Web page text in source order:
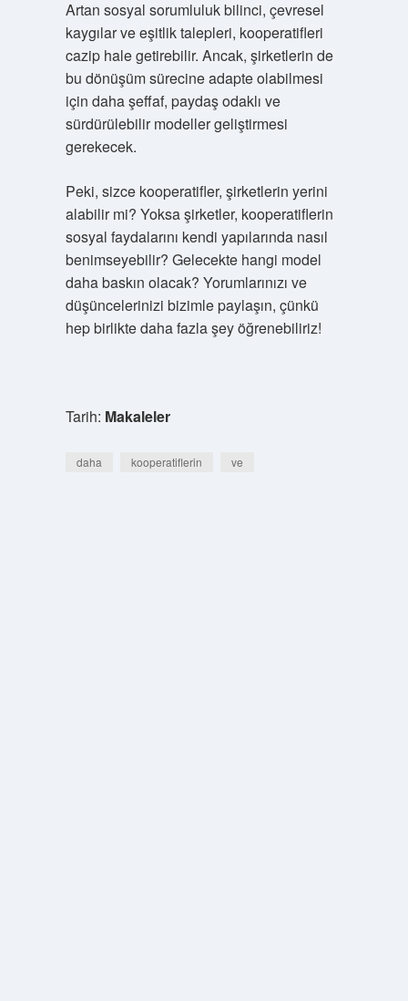
Artan sosyal sorumluluk bilinci, çevresel
kaygılar ve eşitlik talepleri, kooperatifleri
cazip hale getirebilir. Ancak, şirketlerin de
bu dönüşüm sürecine adapte olabilmesi
için daha şeffaf, paydaş odaklı ve
sürdürülebilir modeller geliştirmesi
gerekecek.
Peki, sizce kooperatifler, şirketlerin yerini
alabilir mi? Yoksa şirketler, kooperatiflerin
sosyal faydalarını kendi yapılarında nasıl
benimseyebilir? Gelecekte hangi model
daha baskın olacak? Yorumlarınızı ve
düşüncelerinizi bizimle paylaşın, çünkü
hep birlikte daha fazla şey öğrenebiliriz!
Tarih: Makaleler
daha kooperatiflerin ve